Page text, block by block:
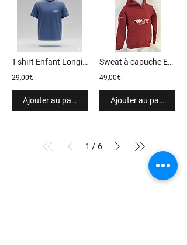
T-shirt Enfant Longines Deauville 2025
29,00€
Ajouter au panier
Sweat à capuche Enfant Chantilly 2026
49,00€
Ajouter au panier
1 / 6